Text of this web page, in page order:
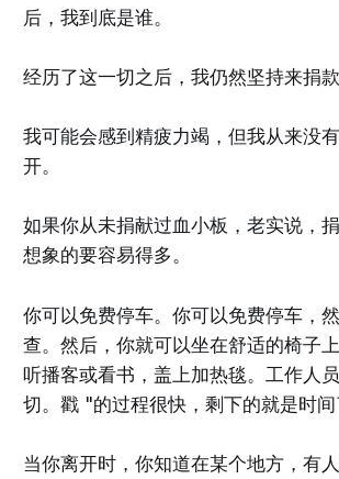
后，我到底是谁。
经历了这一切之后，我仍然坚持来捐款
我可能会感到精疲力竭，但我从来没
开。
如果你从未捐献过血小板，老实说，
想象的要容易得多。
你可以免费停车。你可以免费停车，
查。然后，你就可以坐在舒适的椅子
听播客或看书，盖上加热毯。工作人
切。戳 "的过程很快，剩下的就是时间
当你离开时，你知道在某个地方，有